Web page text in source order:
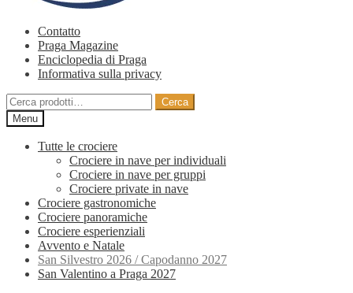
Contatto
Praga Magazine
Enciclopedia di Praga
Informativa sulla privacy
Cerca:
Cerca
Menu
Tutte le crociere
Crociere in nave per individuali
Crociere in nave per gruppi
Crociere private in nave
Crociere gastronomiche
Crociere panoramiche
Crociere esperienziali
Avvento e Natale
San Silvestro 2026 / Capodanno 2027
San Valentino a Praga 2027